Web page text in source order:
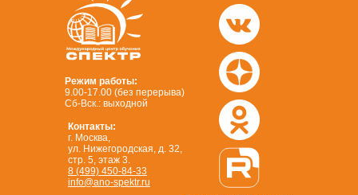
Режим работы:
9.00-17.00 (без перерыва)
Сб-Вск.: выходной
Контакты:
г. Москва,
ул. Нижегородская, д. 32,
стр. 5, этаж 3.